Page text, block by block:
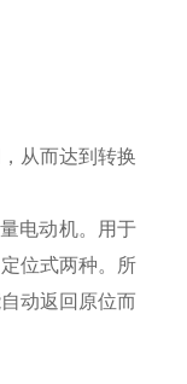
从而达到转换
电动机。用于
位式两种。所
动返回原位而